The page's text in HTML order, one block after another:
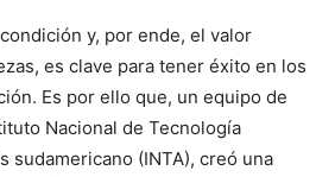
y, por ende, el valor
es clave para tener éxito en los
Es por ello que, un equipo de
Nacional de Tecnología
sudamericano (INTA), creó una